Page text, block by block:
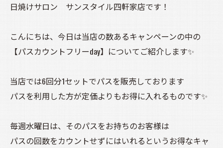
日焼けサロン サンスタイル四軒家店です！
こんにちは、今日は当店の数あるキャンペーンの中の
【パスカウントフリーday】についてご紹介します✨
当店では6回分1セットでパスを販売しております
パスを利用した方が定価よりもお得に入れるものです✨
毎週水曜日は、そのパスをお持ちのお客様は
パスの回数をカウントせずにはいれるというお得なキャ